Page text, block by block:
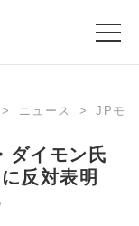
ニュース JPモ
ダイモン氏
に反対表明